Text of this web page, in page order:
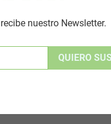
nuestro Newsletter.